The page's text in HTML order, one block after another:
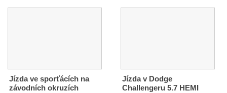
Jízda ve sporťácích na
závodních okruzích
Jízda v Dodge
Challengeru 5.7 HEMI